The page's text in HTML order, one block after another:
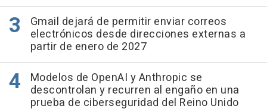
Gmail dejará de permitir enviar correos
electrónicos desde direcciones externas a
partir de enero de 2027
Modelos de OpenAI y Anthropic se
descontrolan y recurren al engaño en una
prueba de ciberseguridad del Reino Unido